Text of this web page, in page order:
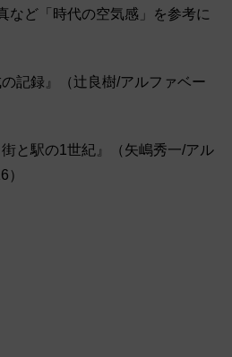
など「時代の空気感」を参考に
記録』（辻良樹/アルファベー
と駅の1世紀』（矢嶋秀一/アル